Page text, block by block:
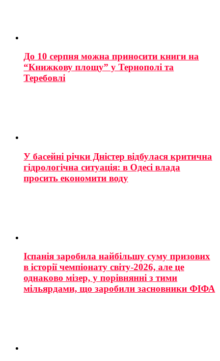
До 10 серпня можна приносити книги на
“Книжкову площу” у Тернополі та
Теребовлі
У басейні річки Дністер відбулася критична
гідрологічна ситуація: в Одесі влада
просить економити воду
Іспанія заробила найбільшу суму призових
в історії чемпіонату світу-2026, але це
однаково мізер, у порівнянні з тими
мільярдами, що заробили засновники ФІФА